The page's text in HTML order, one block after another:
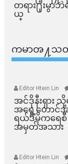
တရား႐ုံးမွာ
ယ္​
ကမာၻ႔သ
Editor Htein Lin
အင်ဒိုနီးရှား
အရှေ့တောင်
ရယ်ဒီမိုကရေ
အမှတ်အသား
Editor Htein Lin